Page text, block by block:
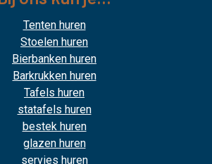
Tenten huren
Stoelen huren
Bierbanken huren
Barkrukken huren
Tafels huren
statafels huren
bestek huren
glazen huren
servies huren